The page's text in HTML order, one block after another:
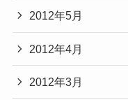
2012年5月
2012年4月
2012年3月